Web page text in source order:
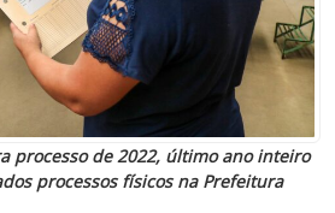
processo de 2022, último ano inteiro
processos físicos na Prefeitura